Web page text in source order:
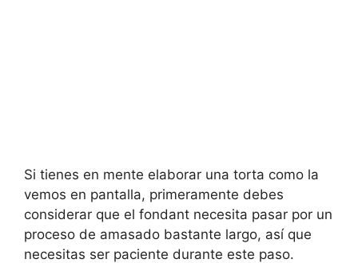
Si tienes en mente elaborar una torta como la
vemos en pantalla, primeramente debes
considerar que el fondant necesita pasar por un
proceso de amasado bastante largo, así que
necesitas ser paciente durante este paso.